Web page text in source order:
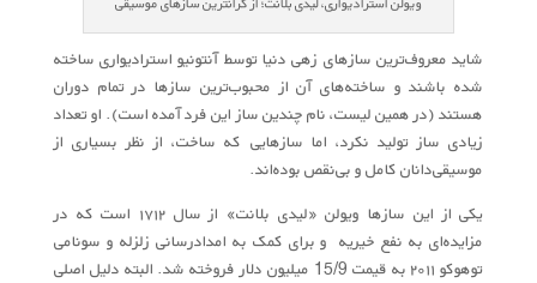
شاید معروف‌ترین سازهای زهی دنیا توسط آنتونیو استرادیواری ساخته
شده باشند و ساخته‌های آن از محبوب‌ترین‌ سازها در تمام دوران
هستند (در همین لیست، نام چندین ساز این فرد آمده است). او تعداد
زیادی ساز تولید نکرد، اما سازهایی که ساخت، از نظر بسیاری از
موسیقی‌دانان کامل و بی‌نقص بوده‌اند.
یکی از این سازها ویولن «لیدی بلانت» از سال ۱۷۱۲ است که در
مزایده‌‌ای به نفع خیریه و برای کمک به امدادرسانی زلزله و سونامی
توهوکو ۲۰۱۱ به قیمت 15/9 میلیون دلار فروخته شد. البته دلیل اصلی